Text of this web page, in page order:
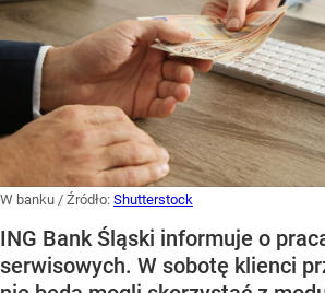
W banku / Źródło: Shutterstock
ING Bank Śląski informuje o
serwisowych. W sobotę klienci